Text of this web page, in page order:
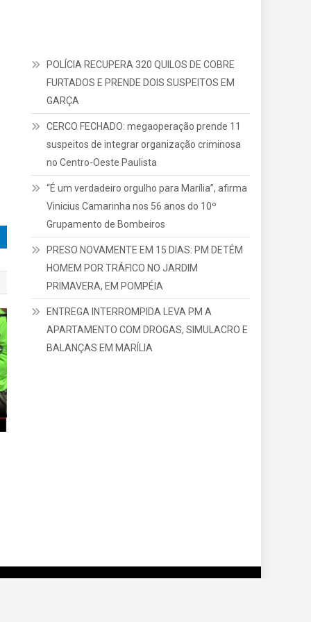
POLÍCIA RECUPERA 320 QUILOS DE COBRE
FURTADOS E PRENDE DOIS SUSPEITOS EM
GARÇA
CERCO FECHADO: megaoperação prende 11
suspeitos de integrar organização criminosa
no Centro-Oeste Paulista
“É um verdadeiro orgulho para Marília”, afirma
Vinicius Camarinha nos 56 anos do 10º
Grupamento de Bombeiros
PRESO NOVAMENTE EM 15 DIAS: PM DETÉM
HOMEM POR TRÁFICO NO JARDIM
PRIMAVERA, EM POMPÉIA
ENTREGA INTERROMPIDA LEVA PM A
APARTAMENTO COM DROGAS, SIMULACRO E
BALANÇAS EM MARÍLIA